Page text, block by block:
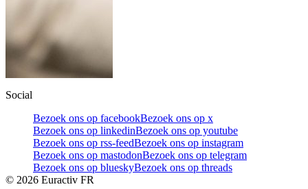
Social
Bezoek ons op facebookBezoek ons op x
Bezoek ons op linkedinBezoek ons op youtube
Bezoek ons op rss-feedBezoek ons op instagram
Bezoek ons op mastodonBezoek ons op telegram
Bezoek ons op blueskyBezoek ons op threads
© 2026 Euractiv FR